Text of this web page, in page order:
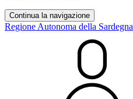
Continua la navigazione
Regione Autonoma della Sardegna